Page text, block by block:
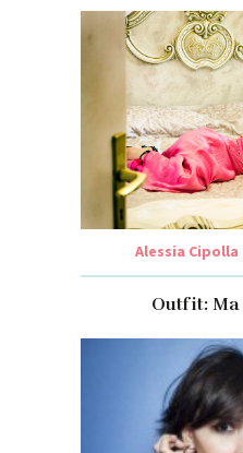
Alessia Cipolla
Outfit: Ma